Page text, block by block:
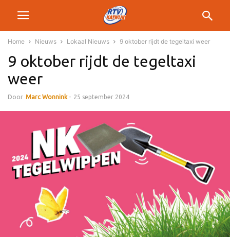
Home Nieuws Lokaal Nieuws 9 oktober rijdt de tegeltaxi weer
9 oktober rijdt de tegeltaxi
weer
Door Marc Wonnink - 25 september 2024